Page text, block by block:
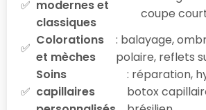
modernes et
classiques
coupe
Colorations
et mèches
: balayage,
polaire, reflets
Soins
capillaires
: réparation,
botox